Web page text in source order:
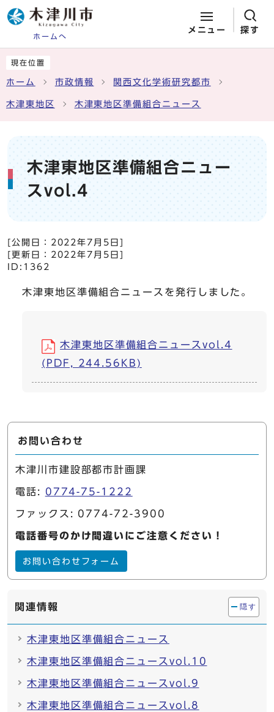
ホームへ
メニュー 探す
現在位置
ホーム 市政情報 関西文化学術研究都市
木津東地区 木津東地区準備組合ニュース
木津東地区準備組合ニュー
スvol.4
[公開日： 2022年7月5日
[更新日： 2022年7月5日
ID:1362
木津東地区準備組合ニュースを発行しました。
木津東地区準備組合ニュースvol.4
(PDF, 244.56KB)
お問い合わせ
木津川市建設部都市計画課
電話: 0774-75-1222
ファックス: 0774-72-3900
電話番号のかけ間違いにご注意ください！
お問い合わせフォーム
関連情報 隠す
木津東地区準備組合ニュース
木津東地区準備組合ニュースvol.10
木津東地区準備組合ニュースvol.9
木津東地区準備組合ニュースvol.8